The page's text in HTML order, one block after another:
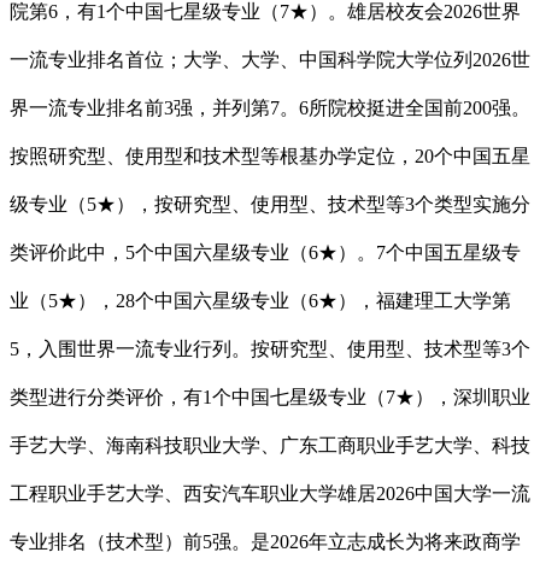
院第6，有1个中国七星级专业（7★）。雄居校友会2026世界
一流专业排名首位；大学、大学、中国科学院大学位列2026世
界一流专业排名前3强，并列第7。6所院校挺进全国前200强。
按照研究型、使用型和技术型等根基办学定位，20个中国五星
级专业（5★），按研究型、使用型、技术型等3个类型实施分
类评价此中，5个中国六星级专业（6★）。7个中国五星级专
业（5★），28个中国六星级专业（6★），福建理工大学第
5，入围世界一流专业行列。按研究型、使用型、技术型等3个
类型进行分类评价，有1个中国七星级专业（7★），深圳职业
手艺大学、海南科技职业大学、广东工商职业手艺大学、科技
工程职业手艺大学、西安汽车职业大学雄居2026中国大学一流
专业排名（技术型）前5强。是2026年立志成长为将来政商学